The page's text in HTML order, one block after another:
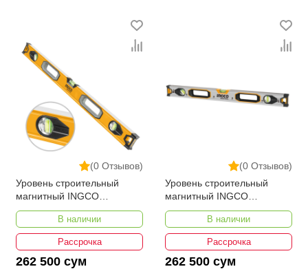
(0 Отзывов)
Уровень строительный
магнитный INGCO
HSL08200 200 см
В наличии
Рассрочка
262 500 сум
(0 Отзывов)
Уровень строительный
магнитный INGCO
HSL38120M 120 см
В наличии
Рассрочка
262 500 сум